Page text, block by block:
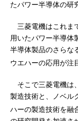
たパワー半導体の研
三菱電機はこれま
用いたパワー半導体
半導体製品のさらな
ウエハーの応用が注
そこで三菱電機は
製造技術と、ノベル
ハーの製造技術を融